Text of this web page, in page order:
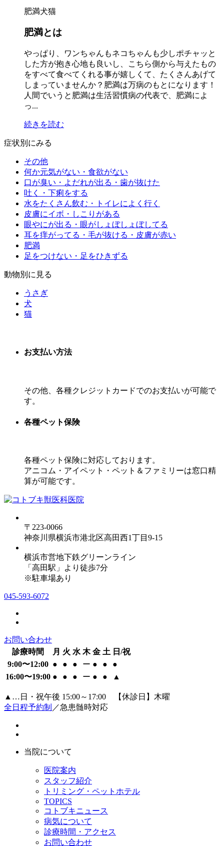
肥満犬猫
肥満とは
やっぱり、ワンちゃんもネコちゃんも少しポチャッと
した方が抱き心地も良いし、こちら側から与えたもの
をすべて食べてくれる事が嬉しくて、たくさんあげて
しまっていませんか？肥満は万病のもとになります！
人間でいうと肥満は生活習慣病の代表で、肥満によ
っ...
続きを読む
症状別にみる
その他
何か元気がない・食欲がない
口が臭い・よだれが出る・歯が抜けた
吐く・下痢をする
水をたくさん飲む・トイレによく行く
皮膚にイボ・しこりがある
眼やにが出る・眼がしょぼしょぼしてる
耳を痒がってる・毛が抜ける・皮膚が赤い
肥満
足をつけない・足をひきずる
動物別に見る
うさぎ
犬
猫
お支払い方法
その他、各種クレジットカードでのお支払いが可能で
す。
各種ペット保険
各種ペット保険に対応しております。
アニコム・アイペット・ペット＆ファミリーは窓口精
算が可能です。
〒223-0066
神奈川県横浜市港北区高田西1丁目9-15
横浜市営地下鉄グリーンライン
「高田駅」より徒歩7分
※駐車場あり
045-593-6072
お問い合わせ
診療時間
月 火 水 木 金 土 日/祝
9:00〜12:00 ● ● ● ー ● ●
●
16:00〜19:00 ● ● ● ー ● ● ▲
▲…日・祝午後 15:00～17:00 【休診日】木曜
全日程予約制 ／急患髄時対応
当院について
医院案内
スタッフ紹介
トリミング・ペットホテル
TOPICS
コトブキニュース
病気について
診療時間・アクセス
お問い合わせ